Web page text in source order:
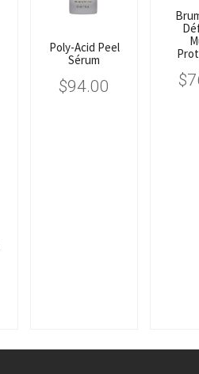
Poly-Acid Peel
Sérum
$94.00 $